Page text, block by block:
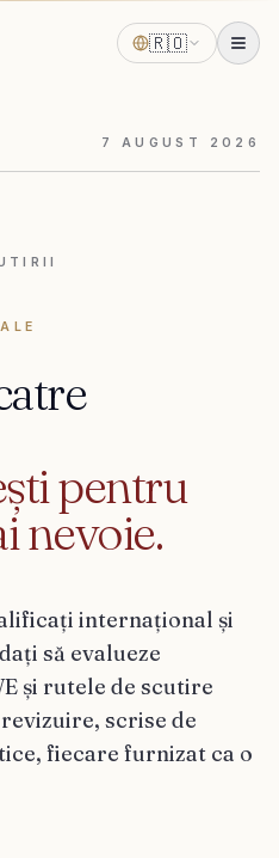
🇷🇴
7 AUGUST 2026
pentru
nevoie.
internațional și
să evalueze
și rutele de scutire
scrise de
fiecare furnizat ca o